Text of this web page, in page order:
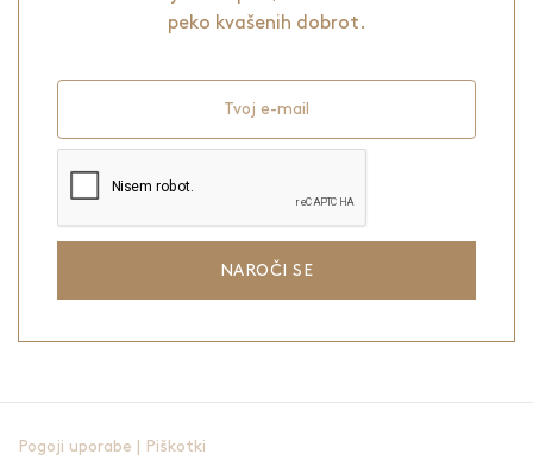
peko kvašenih dobrot.
Tvoj e-mail
NAROČI SE
Pogoji uporabe Piškotki